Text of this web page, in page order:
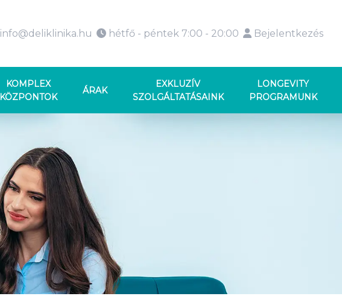
info@deliklinika.hu hétfő - péntek 7:00 - 20:00 Bejelentkezés
KOMPLEX
KÖZPONTOK
ÁRAK
EXKLUZÍV
SZOLGÁLTATÁSAINK
LONGEVITY
PROGRAMUNK